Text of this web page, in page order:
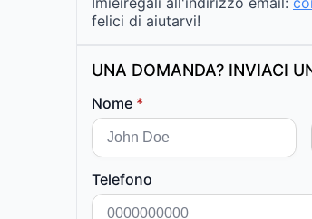
felici di aiutarvi!
UNA DOMANDA? INVIACI
Nome *
Telefono